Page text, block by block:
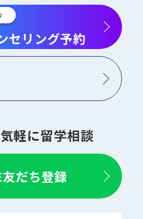
セリング予約
軽に留学相談
だち登録